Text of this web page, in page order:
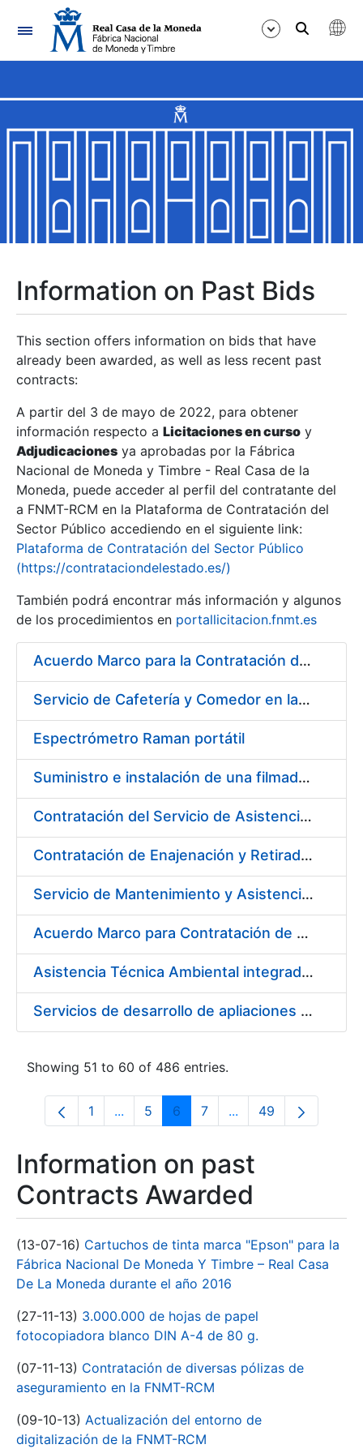
Navigation
Show/Hide
Show/Hide
Show/Hide
Show/Hide
Show/Hide
Show/Hide
Information on Past Bids
This section offers information on bids that have
already been awarded, as well as less recent past
contracts:
A partir del 3 de mayo de 2022, para obtener
información respecto a Licitaciones en curso y
Adjudicaciones ya aprobadas por la Fábrica
Nacional de Moneda y Timbre - Real Casa de la
Moneda, puede acceder al perfil del contratante del
a FNMT-RCM en la Plataforma de Contratación del
Sector Público accediendo en el siguiente link:
Plataforma de Contratación del Sector Público
(https://contrataciondelestado.es/)
También podrá encontrar más información y algunos
de los procedimientos en portallicitacion.fnmt.es
Acuerdo Marco para la Contratación del Suministro de Material de Ferretería
Servicio de Cafetería y Comedor en la sede central de la Fábrica Nacional de Moneda y Timbre-Real Casa de la Moneda en Madrid
Espectrómetro Raman portátil
Suministro e instalación de una filmadora de plantillas pásticas
Contratación del Servicio de Asistencia Sanitaria de Enfermería de Urgencias
Contratación de Enajenación y Retirada de residuos de PVC, policarbonato y plásticos durante el año 2021
Servicio de Mantenimiento y Asistencia Técnica Integral de la máquina HP INDIGO 12000 del Departamento de Timbre en su sede de Madrid
Acuerdo Marco para Contratación de Servicios para desarrollo evolutivo de componentes software de la infraestructura de CERES
Asistencia Técnica Ambiental integrada en la Fábrica de Papel de Burgos
Servicios de desarrollo de apliaciones con APPWORKS
Showing 51 to 60 of 486 entries.
Page
1 ...Intermediate Pages Use TAB to
Page
5 Page
6 Page
7 ...Intermediate Pages
Page
49
Information on past
Contracts Awarded
(13-07-16) Cartuchos de tinta marca "Epson" para la
Fábrica Nacional De Moneda Y Timbre – Real Casa
De La Moneda durante el año 2016
(27-11-13) 3.000.000 de hojas de papel
fotocopiadora blanco DIN A-4 de 80 g.
(07-11-13) Contratación de diversas pólizas de
aseguramiento en la FNMT-RCM
(09-10-13) Actualización del entorno de
digitalización de la FNMT-RCM